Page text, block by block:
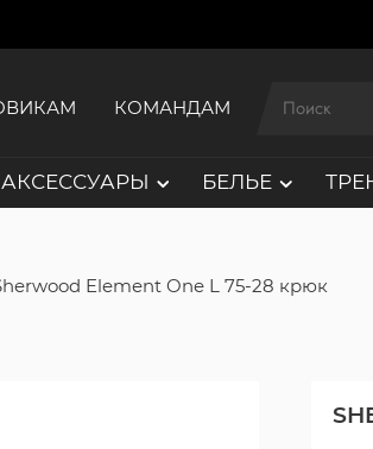
КОМАНДАМ
АКСЕССУАРЫ БЕЛЬЕ
Element One L 75-28 крюк